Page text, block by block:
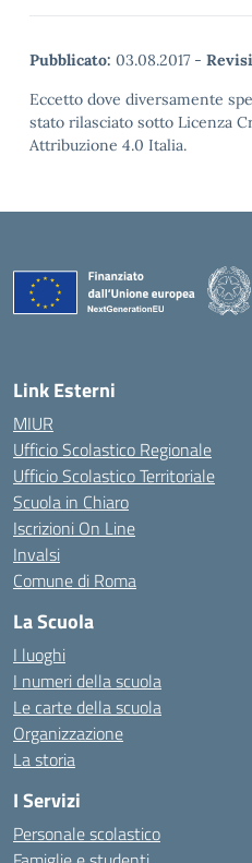
Pubblicato: 03.08.2017 -
Eccetto dove diversamente
stato rilasciato sotto Licenza
Attribuzione 4.0 Italia.
Link Esterni
MIUR
Ufficio Scolastico Regionale
Ufficio Scolastico Territoriale
Scuola in Chiaro
Iscrizioni On Line
Invalsi
Comune di Roma
La Scuola
I luoghi
I numeri della scuola
Le carte della scuola
Organizzazione
La storia
I Servizi
Personale scolastico